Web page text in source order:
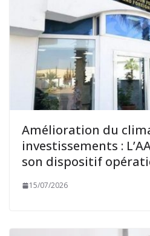
Amélioration du
investissements :
son dispositif
15/07/2026